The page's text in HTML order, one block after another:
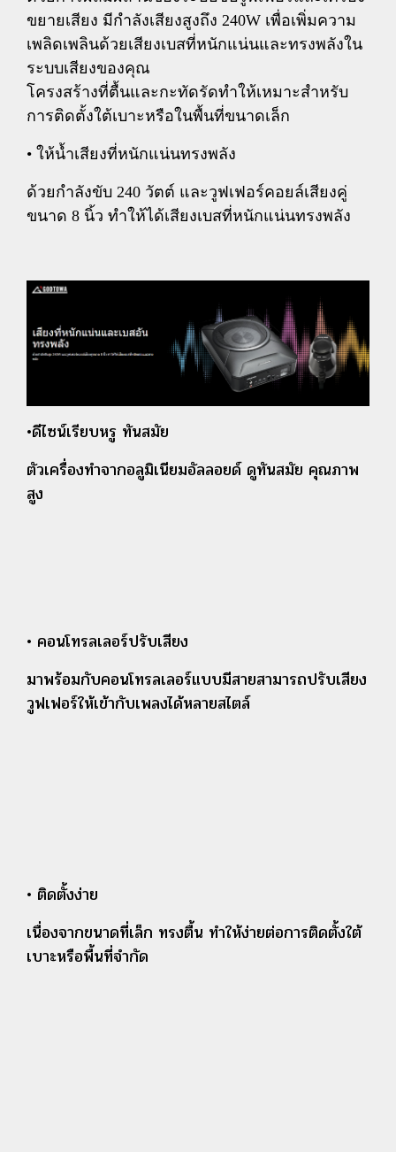
ขยายเสียง มีกำลังเสียงสูงถึง 240W เพื่อเพิ่มความ
เพลิดเพลินด้วยเสียงเบสที่หนักแน่นและทรงพลังใน
ระบบเสียงของคุณ
โครงสร้างที่ตื้นและกะทัดรัดทำให้เหมาะสำหรับ
การติดตั้งใต้เบาะหรือในพื้นที่ขนาดเล็ก
• ให้น้ำเสียงที่หนักแน่นทรงพลัง
ด้วยกำลังขับ 240 วัตต์ และวูฟเฟอร์คอยล์เสียงคู่
ขนาด 8 นิ้ว ทำให้ได้เสียงเบสที่หนักแน่นทรงพลัง
•ดีไซน์เรียบหรู ทันสมัย
ตัวเครื่องทำจากอลูมิเนียมอัลลอยด์ ดูทันสมัย คุณภาพ
สูง
• คอนโทรลเลอร์ปรับเสียง
มาพร้อมกับคอนโทรลเลอร์แบบมีสายสามารถปรับเสียง
วูฟเฟอร์ให้เข้ากับเพลงได้หลายสไตล์
• ติดตั้งง่าย
เนื่องจากขนาดที่เล็ก ทรงตื้น ทำให้ง่ายต่อการติดตั้งใต้
เบาะหรือพื้นที่จำกัด